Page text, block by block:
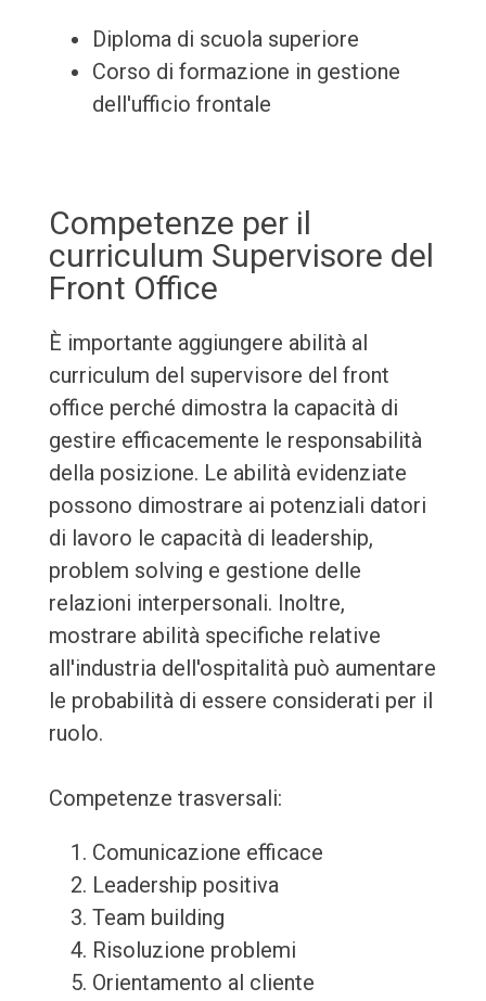
Diploma di scuola superiore
Corso di formazione in gestione
dell'ufficio frontale
Competenze per il
curriculum Supervisore del
Front Office
È importante aggiungere abilità al
curriculum del supervisore del front
office perché dimostra la capacità di
gestire efficacemente le responsabilità
della posizione. Le abilità evidenziate
possono dimostrare ai potenziali datori
di lavoro le capacità di leadership,
problem solving e gestione delle
relazioni interpersonali. Inoltre,
mostrare abilità specifiche relative
all'industria dell'ospitalità può aumentare
le probabilità di essere considerati per il
ruolo.
Competenze trasversali:
Comunicazione efficace
Leadership positiva
Team building
Risoluzione problemi
Orientamento al cliente